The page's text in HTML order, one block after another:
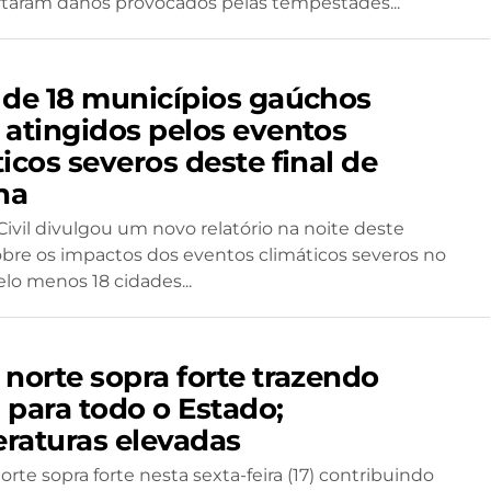
18 municípios gaúchos
pelos eventos
severos deste final de
divulgou um novo relatório na noite deste
os impactos dos eventos climáticos severos no
menos 18 cidades...
sopra forte trazendo
todo o Estado;
elevadas
sopra forte nesta sexta-feira (17) contribuindo